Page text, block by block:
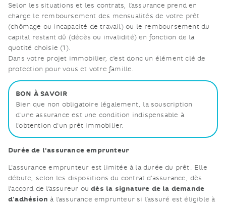
Selon les situations et les contrats, l’assurance prend en
charge le remboursement des mensualités de votre prêt
(chômage ou incapacité de travail) ou le remboursement du
capital restant dû (décès ou invalidité) en fonction de la
quotité choisie (1).
Dans votre projet immobilier, c’est donc un élément clé de
protection pour vous et votre famille.
BON À SAVOIR
Bien que non obligatoire légalement, la souscription
d'une assurance est une condition indispensable à
l'obtention d'un prêt immobilier.
Durée de l'assurance emprunteur
L'assurance emprunteur est limitée à la durée du prêt. Elle
débute, selon les dispositions du contrat d'assurance, dès
l'accord de l’assureur oudès la signature de la demande
d’adhésion à l’assurance emprunteur si l’assuré est éligible à